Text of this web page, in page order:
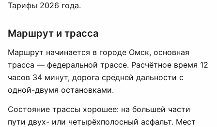
Тарифы 2026 года.
Маршрут и трасса
Маршрут начинается в городе Омск, основная
трасса — федеральной трассе. Расчётное время 12
часов 34 минут, дорога средней дальности с
одной-двумя остановками.
Состояние трассы хорошее: на большей части
пути двух- или четырёхполосный асфальт. Мест